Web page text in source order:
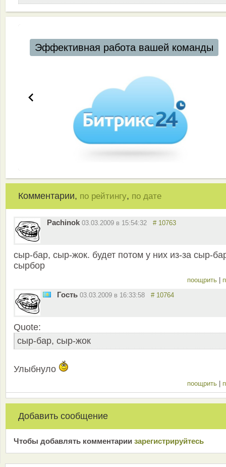
Эффективная работа вашей команды
Комментарии, по рейтингу, по дате
Pachinok 03.03.2009 в 15:54:32 # 10763
сыр-бар, сыр-жок. будет потом у них из-за сыр-
сырбор
поощрить
Гость 03.03.2009 в 16:33:58 # 10764
Quote:
сыр-бар, сыр-жок
Улыбнуло
поощрить
Добавить сообщение
Чтобы добавлять комментарии зарeгиcтрирyйтeсь